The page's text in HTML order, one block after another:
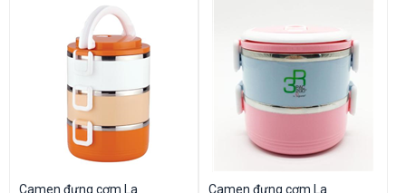
Camen đựng cơm La
Camen đựng cơm La